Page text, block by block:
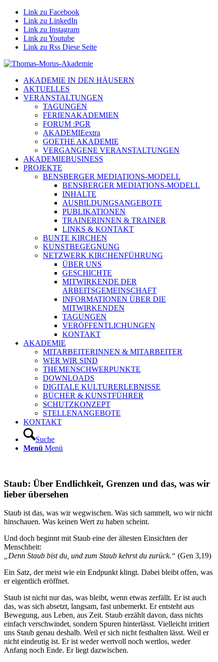
Link zu Facebook
Link zu LinkedIn
Link zu Instagram
Link zu Youtube
Link zu Rss Diese Seite
AKADEMIE IN DEN HÄUSERN
AKTUELLES
VERANSTALTUNGEN
TAGUNGEN
FERIENAKADEMIEN
FORUM :PGR
AKADEMIEextra
GOETHE AKADEMIE
VERGANGENE VERANSTALTUNGEN
AKADEMIEBUSINESS
PROJEKTE
BENSBERGER MEDIATIONS-MODELL
BENSBERGER MEDIATIONS-MODELL
INHALTE
AUSBILDUNGSANGEBOTE
PUBLIKATIONEN
TRAINERINNEN & TRAINER
LINKS & KONTAKT
BUNTE KIRCHEN
KUNSTBEGEGNUNG
NETZWERK KIRCHENFÜHRUNG
ÜBER UNS
GESCHICHTE
MITWIRKENDE DER
ARBEITSGEMEINSCHAFT
INFORMATIONEN ÜBER DIE
MITWIRKENDEN
TAGUNGEN
VERÖFFENTLICHUNGEN
KONTAKT
AKADEMIE
MITARBEITERINNEN & MITARBEITER
WER WIR SIND
THEMENSCHWERPUNKTE
DOWNLOADS
DIGITALE KULTURERLEBNISSE
BÜCHER & KUNSTFÜHRER
SCHUTZKONZEPT
STELLENANGEBOTE
KONTAKT
Suche
Menü Menü
Staub: Über Endlichkeit, Grenzen und das, was wir
lieber übersehen
Staub ist das, was wir wegwischen. Was sich sammelt, wo wir nicht
hinschauen. Was keinen Wert zu haben scheint.
Und doch beginnt mit Staub eine der ältesten Einsichten der
Menschheit:
„Denn Staub bist du, und zum Staub kehrst du zurück.“ (Gen 3,19)
Ein Satz, der meist wie ein Endpunkt klingt. Dabei bleibt offen, was
er eigentlich eröffnet.
Staub ist nicht nur das, was bleibt, wenn etwas zerfällt. Er ist auch
das, was sich absetzt, langsam, fast unbemerkt. Er entsteht aus
Bewegung, aus Leben, aus Zeit. Staub erzählt davon, dass nichts
einfach verschwindet, sondern Spuren hinterlässt. Vielleicht irritiert
uns Staub genau deshalb. Weil er sich nicht festhalten lässt. Weil er
nicht eindeutig ist. Er ist weder wertvoll noch wertlos, weder
Anfang noch Ende. Er liegt dazwischen.